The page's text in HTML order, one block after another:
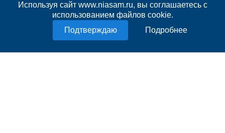
Используя сайт www.niasam.ru, вы соглашаетесь с
использованием файлов cookie.
Подробнее
Карта сайта
Нашли ошибку?
Политика конфиденциальности
Согласие на обработку персональных данных